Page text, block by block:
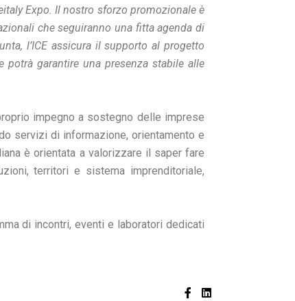
Expo. Il nostro sforzo promozionale è
che seguiranno una fitta agenda di
l’ICE assicura il supporto al progetto
potrà garantire una presenza stabile alle
impegno a sostegno delle imprese
servizi di informazione, orientamento e
è orientata a valorizzare il saper fare
territori e sistema imprenditoriale,
di incontri, eventi e laboratori dedicati